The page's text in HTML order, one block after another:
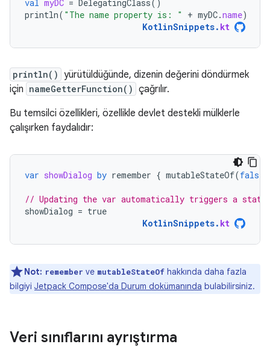
val myDC = DelegatingClass()
println( "The name property is: " + myDC.name)
KotlinSnippets. kt
println() yürütüldüğünde, dizenin değerini döndürmek
için nameGetterFunction() çağrılır.
Bu temsilci özellikleri, özellikle devlet destekli mülklerle
çalışırken faydalıdır:
var showDialog by remember { mutableStateOf(false
// Updating the var automatically triggers a state
showDialog = true
KotlinSnippets. kt
Not: remember ve mutableStateOf hakkında daha fazla
bilgiyi Jetpack Compose'da Durum dokümanında bulabilirsiniz.
Veri sınıflarını ayrıştırma